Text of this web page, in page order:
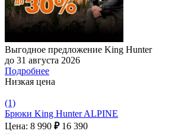
Выгодное предложение King Hunter
до 31 августа 2026
Подробнее
Низкая цена
(1)
Брюки King Hunter ALPINE
Цена: 8 990 ₽ 16 390